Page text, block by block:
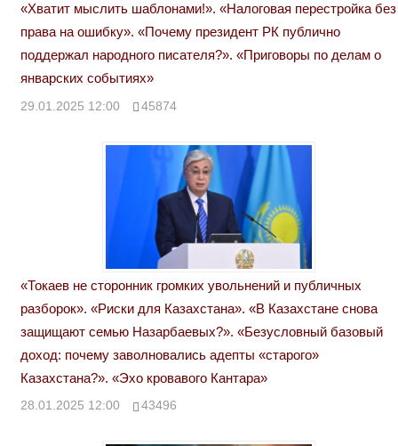
«Хватит мыслить шаблонами!». «Налоговая перестройка без
права на ошибку». «Почему президент РК публично
поддержал народного писателя?». «Приговоры по делам о
январских событиях»
29.01.2025 12:00 45874
«Токаев не сторонник громких увольнений и публичных
разборок». «Риски для Казахстана». «В Казахстане снова
защищают семью Назарбаевых?». «Безусловный базовый
доход: почему заволновались адепты «старого»
Казахстана?». «Эхо кровавого Кантара»
28.01.2025 12:00 43496